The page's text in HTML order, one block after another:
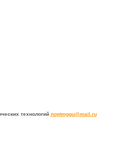
технологий noptmggu@mail.ru